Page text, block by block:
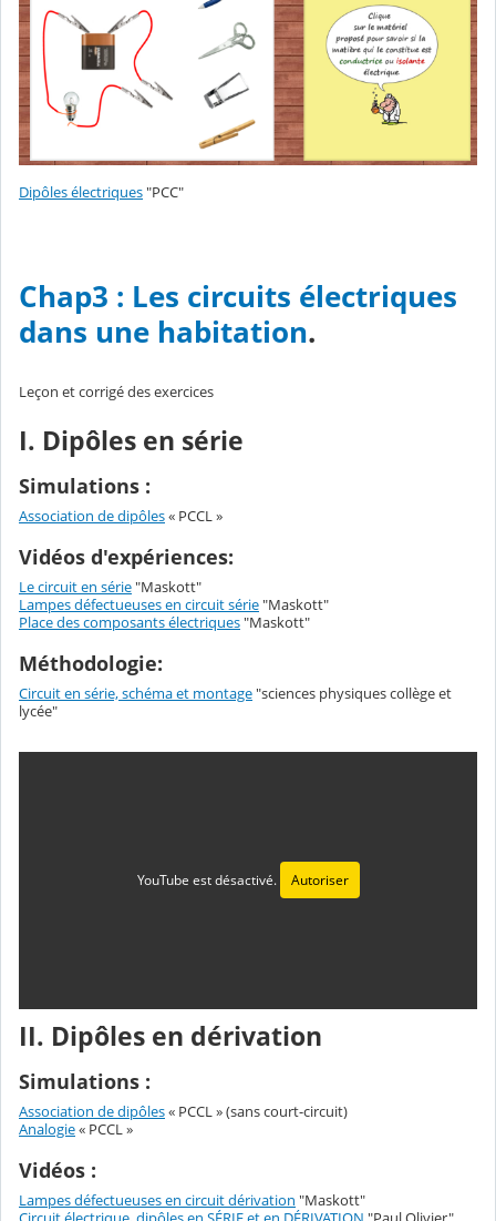
Dipôles électriques"PCC"
Chap3 : Les circuits électriques
dans une habitation.
Leçon et corrigé des exercices
I. Dipôles en série
Simulations :
Association de dipôles« PCCL »
Vidéos d'expériences:
Le circuit en série"Maskott"
Lampes défectueuses en circuit série"Maskott"
Place des composants électriques"Maskott"
Méthodologie:
Circuit en série, schéma et montage"sciences physiques collège et
lycée"
YouTube est désactivé. Autoriser
II. Dipôles en dérivation
Simulations :
Association de dipôles« PCCL » (sans court-circuit)
Analogie« PCCL »
Vidéos :
Lampes défectueuses en circuit dérivation "Maskott"